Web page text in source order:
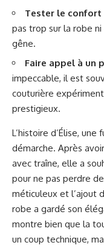
Tester le confort
pas trop sur la robe
gêne.
Faire appel à un
impeccable, il est
couturière
prestigieux.
L’histoire d’Élise,
démarche. Après
avec traîne, elle a
pour ne pas perdre
méticuleux et l’ajout
robe a gardé son
montre bien que la
un coup technique,